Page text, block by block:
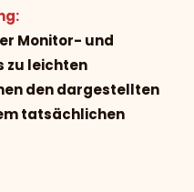
Monitor- und
zu leichten
den dargestellten
tatsächlichen